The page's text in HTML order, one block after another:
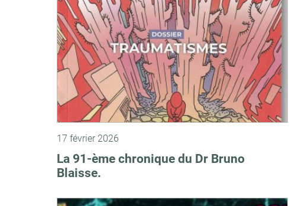
17 février 2026
La 91-ème chronique du Dr Bruno
Blaisse.